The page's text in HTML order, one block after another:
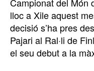
lloc a Xile aquest
decisió s’ha pres
Pajari al Ral·li de
el seu debut a la